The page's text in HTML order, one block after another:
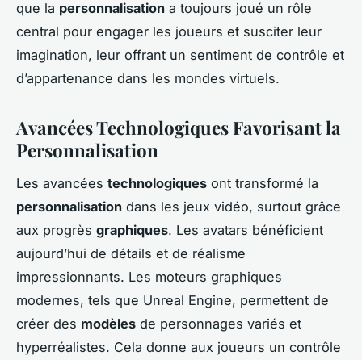
que la personnalisation a toujours joué un rôle
central pour engager les joueurs et susciter leur
imagination, leur offrant un sentiment de contrôle et
d’appartenance dans les mondes virtuels.
Avancées Technologiques Favorisant la
Personnalisation
Les avancées technologiques ont transformé la
personnalisation dans les jeux vidéo, surtout grâce
aux progrès graphiques. Les avatars bénéficient
aujourd’hui de détails et de réalisme
impressionnants. Les moteurs graphiques
modernes, tels que Unreal Engine, permettent de
créer des modèles de personnages variés et
hyperréalistes. Cela donne aux joueurs un contrôle